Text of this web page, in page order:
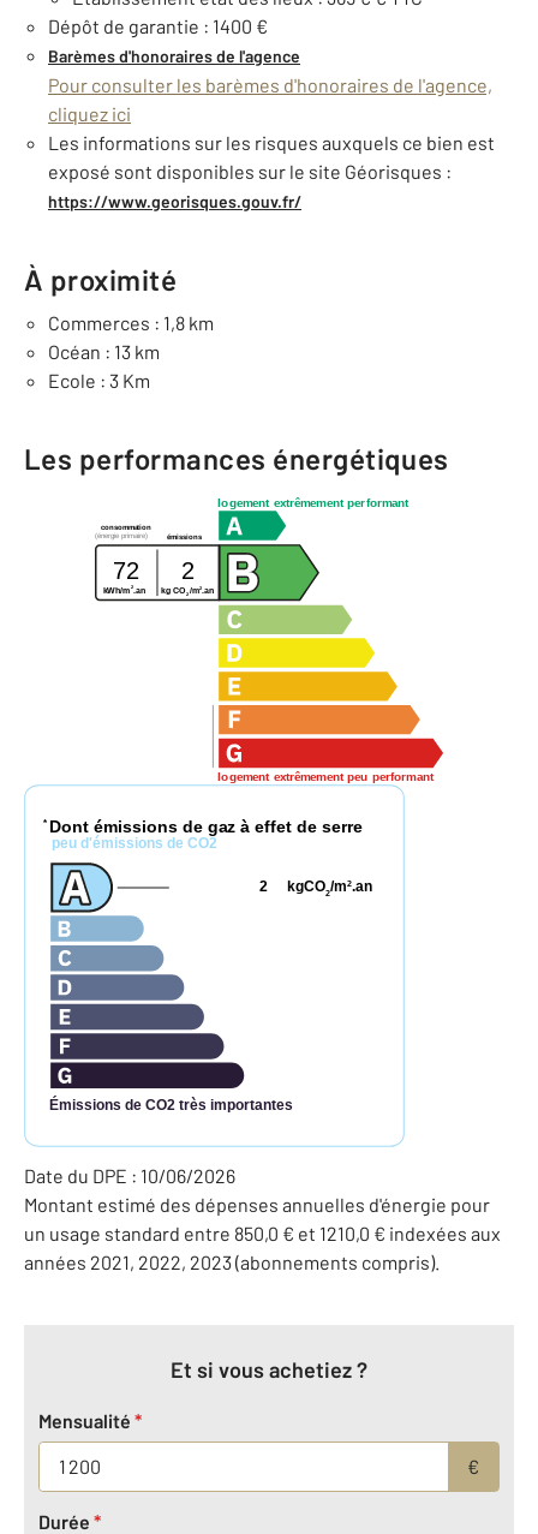
Dépôt de garantie : 1400 €
Barèmes d'honoraires de l'agence
Pour consulter les barèmes d'honoraires de l'agence,
cliquez ici
Les informations sur les risques auxquels ce bien est
exposé sont disponibles sur le site Géorisques :
https://www.georisques.gouv.fr/
À proximité
Commerces : 1,8 km
Océan : 13 km
Ecole : 3 Km
Les performances énergétiques
logement extrêmement performant
logement extrêmement peu performant
consommation
émissions
(énergie primaire)
72 2
kWh/m 2.an kg CO2/m2.an
* Dont émissions de gaz à effet de serre
peu d'émissions de CO2
Émissions de CO2 très importantes
kgCO2/m2.an
2
Date du DPE : 10/06/2026
Montant estimé des dépenses annuelles d'énergie pour
un usage standard entre 850,0 € et 1210,0 € indexées aux
années 2021, 2022, 2023 (abonnements compris).
Et si vous achetiez ?
Mensualité *
€
Durée *